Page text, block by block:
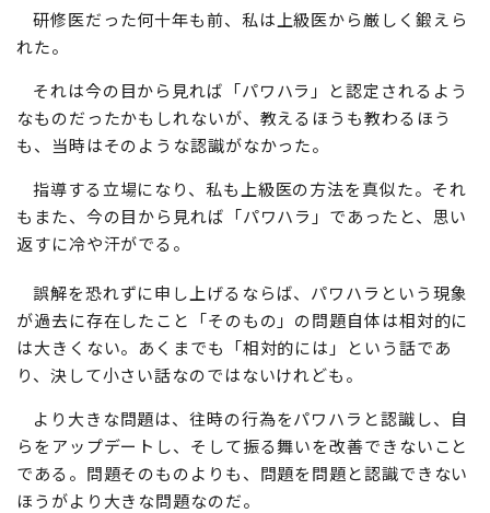
研修医だった何十年も前、私は上級医から厳しく鍛えら
れた。
それは今の目から見れば「パワハラ」と認定されるよう
なものだったかもしれないが、教えるほうも教わるほう
も、当時はそのような認識がなかった。
指導する立場になり、私も上級医の方法を真似た。それ
もまた、今の目から見れば「パワハラ」であったと、思い
返すに冷や汗がでる。
誤解を恐れずに申し上げるならば、パワハラという現象
が過去に存在したこと「そのもの」の問題自体は相対的に
は大きくない。あくまでも「相対的には」という話であ
り、決して小さい話なのではないけれども。
より大きな問題は、往時の行為をパワハラと認識し、自
らをアップデートし、そして振る舞いを改善できないこと
である。問題そのものよりも、問題を問題と認識できない
ほうがより大きな問題なのだ。